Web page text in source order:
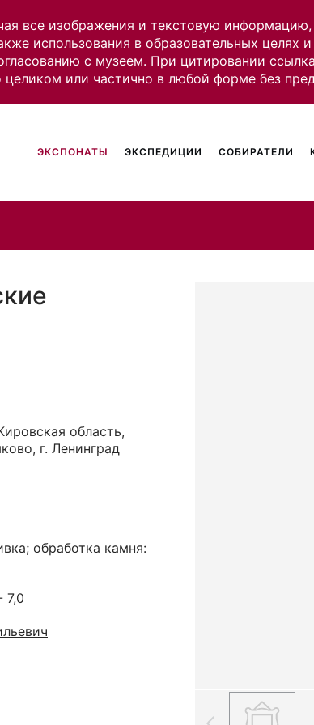
все изображения и текстовую информацию,
использования в образовательных
с музеем. При цитировании
или частично в любой форме без
ЭКСПОНАТЫ ЭКСПЕДИЦИИ СОБИРАТЕЛИ
область,
г. Ленинград
обработка камня:
7,0